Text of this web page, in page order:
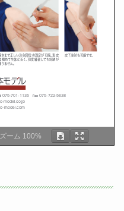
ズーム 100%